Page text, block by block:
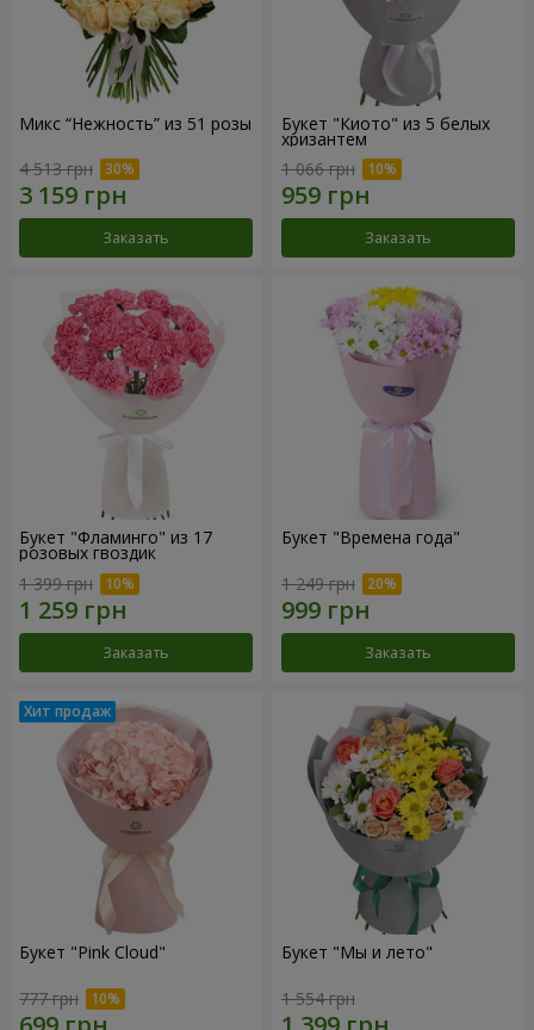
Микс “Нежность” из 51 розы
4 513 грн
Заказать
Букет "Киото" из 5 белых
хризантем
1 066 грн
Заказать
Букет "Фламинго" из 17
розовых гвоздик
1 399 грн
Заказать
Букет "Времена года"
1 249 грн
Заказать
Букет "Pink Cloud"
777 грн
Букет "Мы и лето"
1 554 грн